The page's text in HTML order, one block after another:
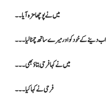
میں نے پوچھا مزہ آیا ۔۔
دینے کے خود کو اور میرے ساتھ چمٹا لیا۔۔۔
میں نے کہا فرحی بتاؤ بھی ۔۔۔
فرحی نے کہا کیا ۔۔۔